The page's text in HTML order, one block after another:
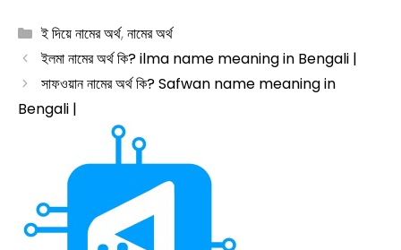
Categories
ই দিয়ে নামের অর্থ,নামের অর্থ
ইলমা নামের অর্থ কি? ilma name meaning in Bengali |
সাফওয়ান নামের অর্থ কি? Safwan name meaning in
Bengali |